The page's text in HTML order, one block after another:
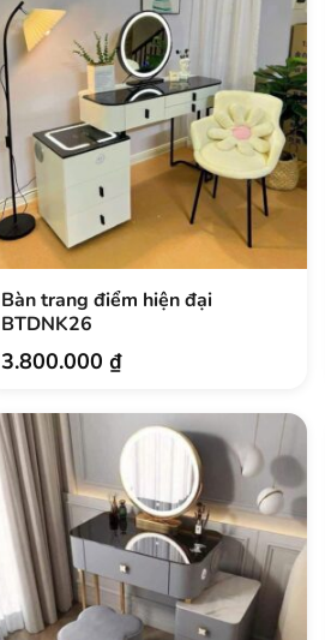
Bàn trang điểm hiện đại
BTDNK26
3.800.000 ₫